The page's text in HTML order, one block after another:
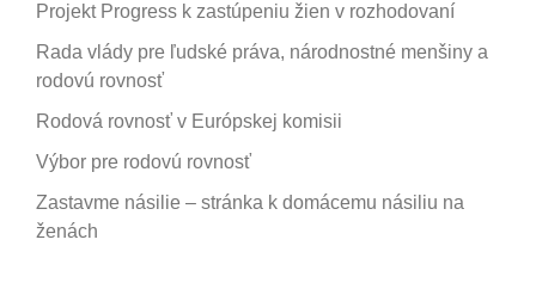
Projekt Progress k zastúpeniu žien v rozhodovaní
Rada vlády pre ľudské práva, národnostné menšiny a
rodovú rovnosť
Rodová rovnosť v Európskej komisii
Výbor pre rodovú rovnosť
Zastavme násilie – stránka k domácemu násiliu na
ženách